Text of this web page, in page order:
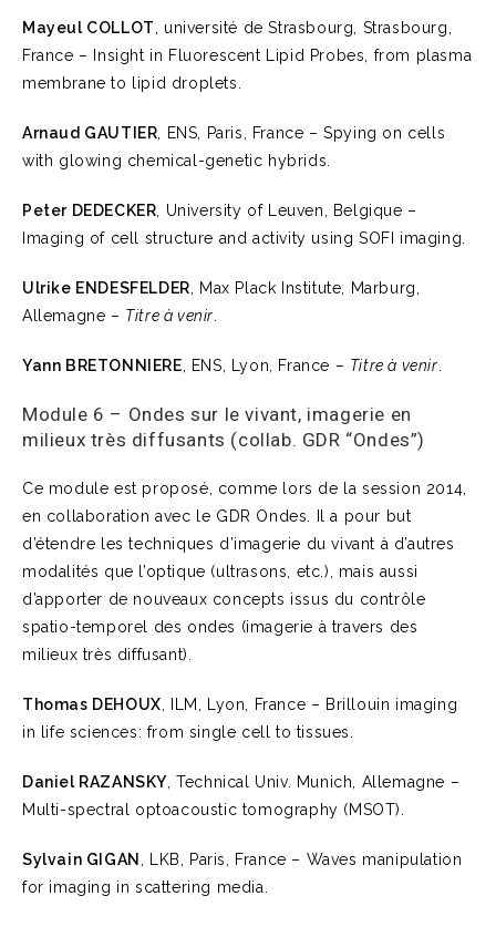
Mayeul COLLOT
, université de Strasbourg, Strasbourg,
France – Insight in Fluorescent Lipid Probes, from plasma
membrane to lipid droplets.
Arnaud GAUTIER , ENS, Paris, France – Spying on cells
with glowing chemical-genetic hybrids.
Peter DEDECKER , University of Leuven, Belgique –
Imaging of cell structure and activity using SOFI imaging.
Ulrike ENDESFELDER , Max Plack Institute, Marburg,
Allemagne – Titre à venir
Yann BRETONNIERE , ENS, Lyon, France – Titre à venir
Module 6 – Ondes sur le vivant, imagerie en
milieux très diffusants (collab. GDR “Ondes”)
Ce module est proposé, comme lors de la session 2014,
en collaboration avec le GDR Ondes. Il a pour but
d’étendre les techniques d’imagerie du vivant à d’autres
modalités que l’optique (ultrasons, etc.), mais aussi
d’apporter de nouveaux concepts issus du contrôle
spatio-temporel des ondes (imagerie à travers des
milieux très diffusant).
Thomas DEHOUX , ILM, Lyon, France – Brillouin imaging
in life sciences: from single cell to tissues.
Daniel RAZANSKY , Technical Univ. Munich, Allemagne –
Multi-spectral optoacoustic tomography (MSOT).
Sylvain GIGAN
, LKB, Paris, France – Waves manipulation
for imaging in scattering media.